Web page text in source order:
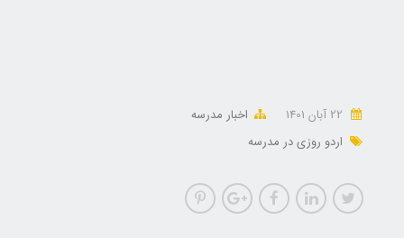
اخبار مدرسه
اردو روزی در مدرسه